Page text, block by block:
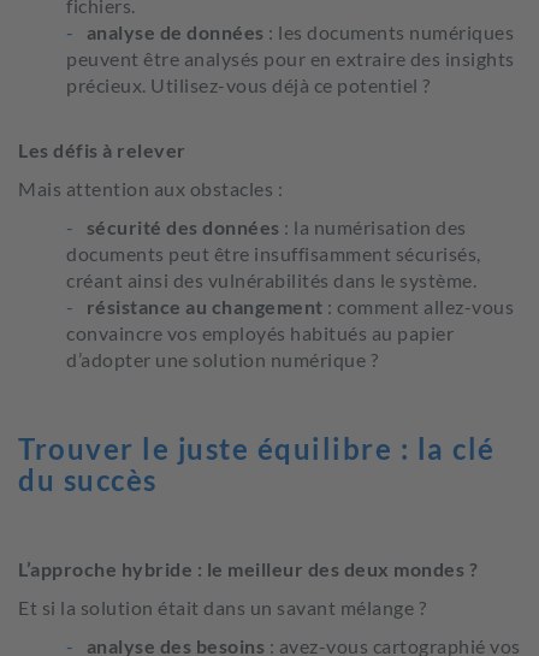
fichiers.
analyse de données : les documents numériques
peuvent être analysés pour en extraire des insights
précieux. Utilisez-vous déjà ce potentiel ?
Les défis à relever
Mais attention aux obstacles :
sécurité des données : la numérisation des
documents peut être insuffisamment sécurisés,
créant ainsi des vulnérabilités dans le système.
résistance au changement : comment allez-vous
convaincre vos employés habitués au papier
d’adopter une solution numérique ?
Trouver le juste équilibre : la clé
du succès
L’approche hybride : le meilleur des deux mondes ?
Et si la solution était dans un savant mélange ?
analyse des besoins : avez-vous cartographié vos